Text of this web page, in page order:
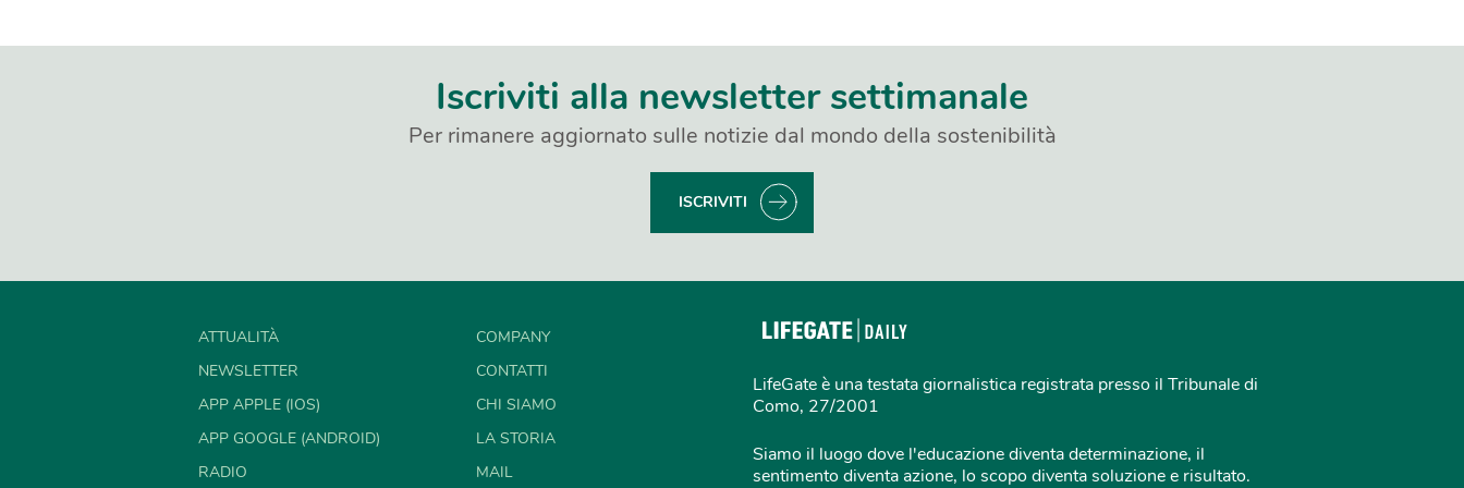
Iscriviti alla newsletter settimanale
Per rimanere aggiornato sulle notizie dal mondo della sostenibilità
ISCRIVITI
ATTUALITÀ
NEWSLETTER
APP APPLE (IOS)
APP GOOGLE (ANDROID)
RADIO
COMPANY
CONTATTI
CHI SIAMO
LA STORIA
MAIL
LifeGate è una testata giornalistica registrata presso il Tribunale di
Como, 27/2001
Siamo il luogo dove l'educazione diventa determinazione, il
sentimento diventa azione, lo scopo diventa soluzione e risultato.